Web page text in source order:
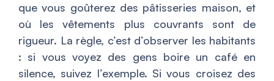
que vous goûterez des pâtisseries maison, et
où les vêtements plus couvrants sont de
rigueur. La règle, c’est d’observer les habitants
: si vous voyez des gens boire un café en
silence, suivez l’exemple. Si vous croisez des